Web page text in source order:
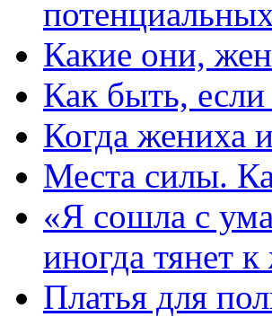
Какие они,
Как быть,
Когда жениха
Места силы.
«Я сошла с
иногда тянет
Платья для